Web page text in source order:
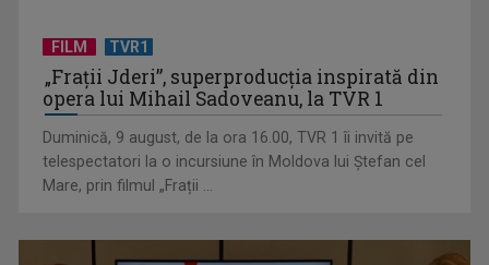
„Jucăriile” pentru copii care promit să combată sentimentul
FILM TVR1
„Frații Jderi”, superproducția inspirată din
opera lui Mihail Sadoveanu, la TVR 1
Duminică, 9 august, de la ora 16.00, TVR 1 îi invită pe
telespectatori la o incursiune în Moldova lui Ștefan cel